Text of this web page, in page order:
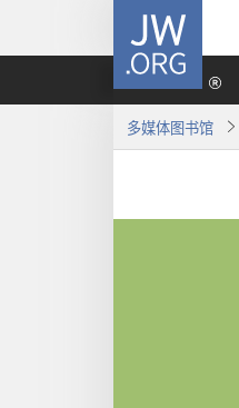
JW.ORG
多媒体图书馆